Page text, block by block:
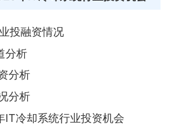
投融资情况
分析
分析
分析
冷却系统行业投资机会